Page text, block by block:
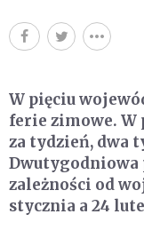
W pięciu
ferie zimowe. W
za tydzień, dwa
Dwutygodniowa
zależności od
stycznia a 24